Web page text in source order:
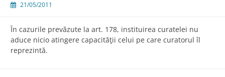
21/05/2011
În cazurile prevăzute la art. 178, instituirea curatelei nu
aduce nicio atingere capacităţii celui pe care curatorul îl
reprezintă.